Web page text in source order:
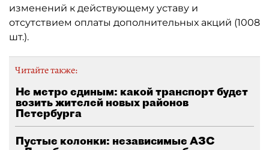
изменений к действующему уставу и
отсутствием оплаты дополнительных акций (1008
шт.).
Читайте также:
Не метро единым: какой транспорт будет
возить жителей новых районов
Петербурга
Пустые колонки: независимые АЗС